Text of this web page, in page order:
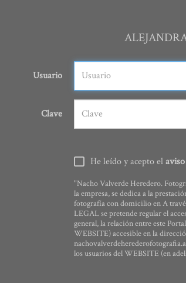
Usuario
Clave
He leído y acepto el
"Nacho Valverde Heredero.
la empresa, se dedica a la
fotografía con domicilio en A
LEGAL se pretende regular el
general, la relación entre este
WEBSITE) accesible en la
los usuarios del WEBSITE (en